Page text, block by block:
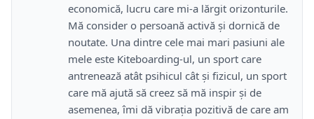
economică, lucru care mi-a lărgit orizonturile.
Mă consider o persoană activă și dornică de
noutate. Una dintre cele mai mari pasiuni ale
mele este Kiteboarding-ul, un sport care
antrenează atât psihicul cât și fizicul, un sport
care mă ajută să creez să mă inspir și de
asemenea, îmi dă vibrația pozitivă de care am